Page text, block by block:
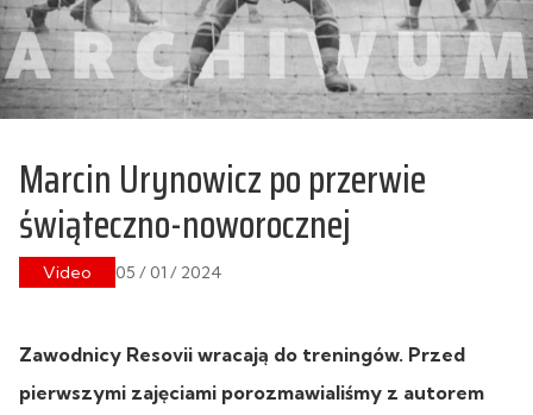
Marcin Urynowicz po przerwie
świąteczno-noworocznej
Video 05 / 01 / 2024
Zawodnicy Resovii wracają do treningów. Przed
pierwszymi zajęciami porozmawialiśmy z autorem